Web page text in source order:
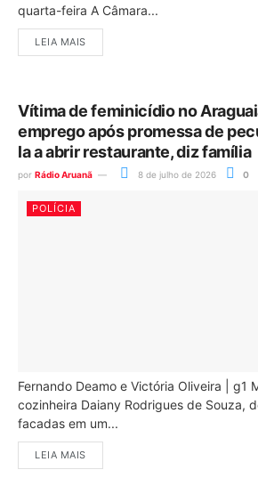
quarta-feira A Câmara...
LEIA MAIS
Vítima de feminicídio no
emprego após promessa de
la a abrir restaurante, diz família
por Rádio Aruanã 8 de julho de 2026 0
POLÍCIA
Fernando Deamo e Victória Oliveira | g1
cozinheira Daiany Rodrigues de Souza,
facadas em um...
LEIA MAIS